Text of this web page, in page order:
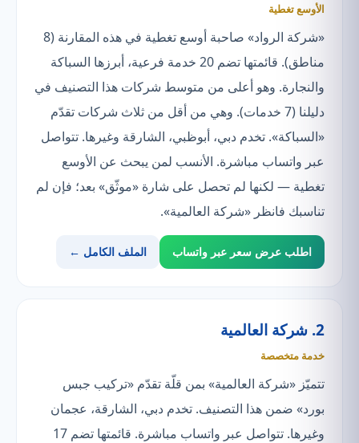
الأوسع تغطية
«شركة الرواد» صاحبة أوسع تغطية في هذه المقارنة (8
مناطق). قائمتها تضم 20 خدمة فرعية، أبرزها السباكة
والنجارة. وهو أعلى من متوسط شركات هذا التصنيف في
دليلنا (7 خدمات). وهي من أقل من ثلاث شركات تقدّم
«السباكة». تخدم دبي، أبوظبي، الشارقة وغيرها. تتواصل
عبر واتساب مباشرة. الأنسب لمن يبحث عن الأوسع
تغطية — لكنها لم تحصل على شارة «موثّق» بعد؛ فإن لم
تناسبك فانظر «شركة العالمية».
اطلب عرض سعر عبر واتساب الملف الكامل ←
2. شركة العالمية
خدمة متخصصة
تتميّز «شركة العالمية» بمن قلّة تقدّم «تركيب جبس
بورد» ضمن هذا التصنيف. تخدم دبي، الشارقة، عجمان
وغيرها. تتواصل عبر واتساب مباشرة. قائمتها تضم 17